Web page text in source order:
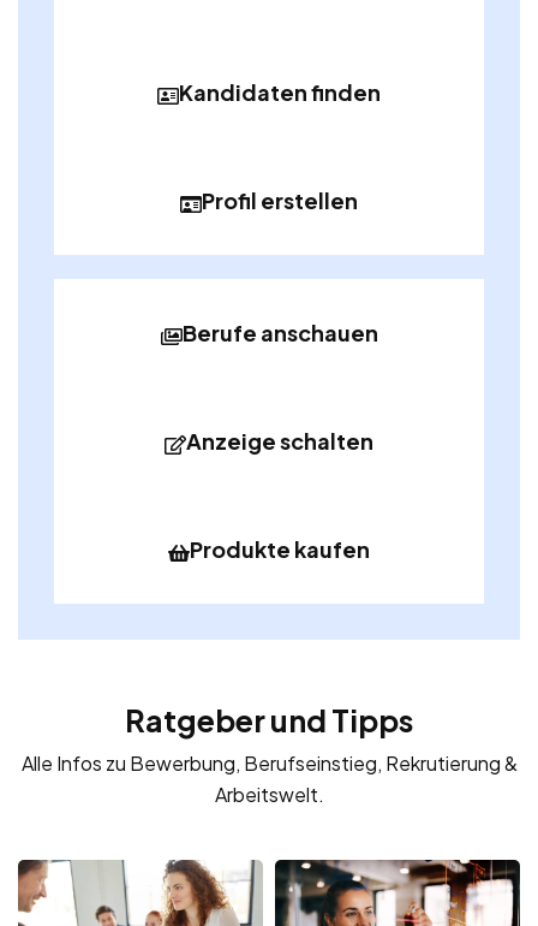
Kandidaten finden
Profil erstellen
Berufe anschauen
Anzeige schalten
Produkte kaufen
Ratgeber und Tipps
Alle Infos zu Bewerbung, Berufseinstieg, Rekrutierung &
Arbeitswelt.